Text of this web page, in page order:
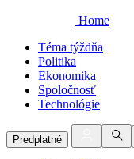
Home
Téma týždňa
Politika
Ekonomika
Spoločnosť
Technológie
Predplatné